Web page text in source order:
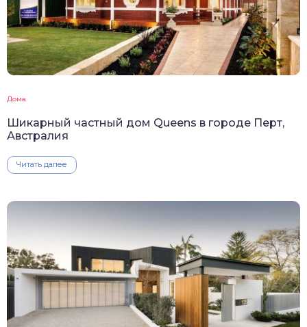
Дома
Шикарный частный дом Queens в городе Перт,
Австралия
Читать далее